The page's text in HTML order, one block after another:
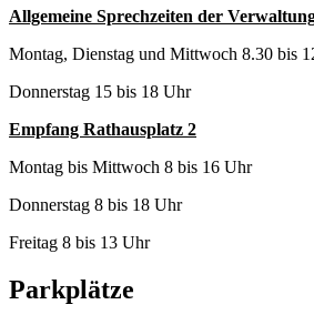
Allgemeine Sprechzeiten der
Montag, Dienstag und Mittwoch 8.30 bis
Donnerstag 15 bis 18 Uhr
Empfang Rathausplatz 2
Montag bis Mittwoch 8 bis 16 Uhr
Donnerstag 8 bis 18 Uhr
Freitag 8 bis 13 Uhr
Parkplätze